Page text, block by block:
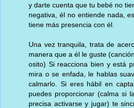
y darte cuenta que tu bebé no
negativa, él no entiende nada,
tiene más presencia con él.
Una vez tranquila, trata de
manera que a él le guste
osito) Si reacciona bien y está
mira o se enfada, le hablas
calmarlo. Si eres hábil en
puedes proporcionar (calma si
precisa activarse y jugar) te